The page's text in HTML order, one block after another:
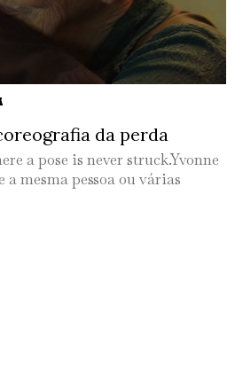
da perda
a pose is never struck.Yvonne
a mesma pessoa ou várias